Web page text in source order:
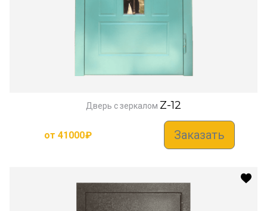
Дверь с зеркалом Z-12
от 41000₽ Заказать